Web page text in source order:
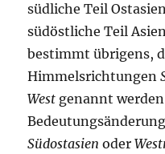
südliche Teil
südöstliche Teil
bestimmt übrigens,
Himmelsrichtungen
West genannt
Südostasien oder